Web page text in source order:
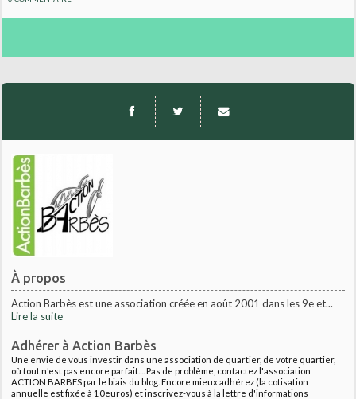
À propos
Action Barbès est une association créée en août 2001 dans les 9e et...
Lire la suite
Adhérer à Action Barbès
Une envie de vous investir dans une association de quartier, de votre quartier,
où tout n'est pas encore parfait.... Pas de problème, contactez l'association
ACTION BARBES par le biais du blog. Encore mieux adhérez (la cotisation
annuelle est fixée à 10euros) et inscrivez-vous à la lettre d'informations